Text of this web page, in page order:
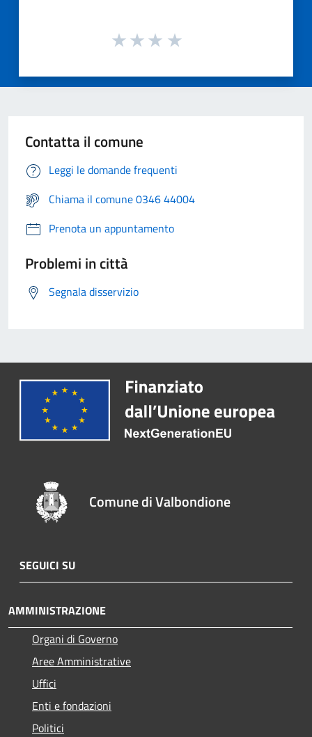
Contatta il comune
Leggi le domande frequenti
Chiama il comune 0346 44004
Prenota un appuntamento
Problemi in città
Segnala disservizio
Comune di Valbondione
SEGUICI SU
AMMINISTRAZIONE
Organi di Governo
Aree Amministrative
Uffici
Enti e fondazioni
Politici